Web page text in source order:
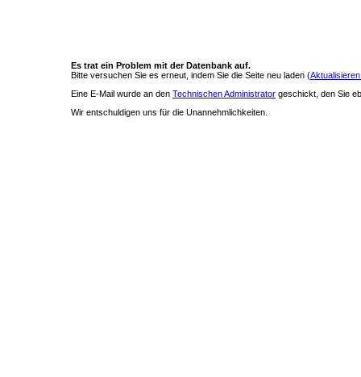
Es trat ein Problem mit der Datenbank auf.
Bitte versuchen Sie es erneut, indem Sie die Seite neu laden (
Eine E-Mail wurde an den Technischen Administrator geschickt, den Sie
Wir entschuldigen uns für die Unannehmlichkeiten.